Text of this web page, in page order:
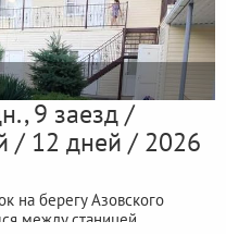
9 заезд /
/ 12 дней / 2026
на берегу Азовского
между станицей